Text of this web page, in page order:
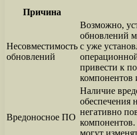
Причина
Несовместимость
обновлений
Возможно,
обновлений
с уже
привести к
Вредоносное ПО
Наличие
обеспечения
негативно
могут